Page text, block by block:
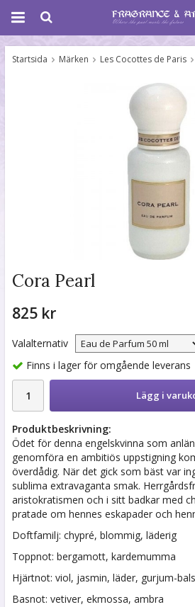
Startsida Märken Les Cocottes de Paris
Cora Pearl
825 kr
Valalternativ
Finns i lager för omgående leverans
Lägg i
Produktbeskrivning:
Ödet för denna engelskvinna som
genomföra en ambitiös uppstigning
överdådig. När det gick som bäst var
sublima extravaganta smak.
aristokratismen och i sitt badkar med
pratade om hennes eskapader och
Doftfamilj: chypré, blommig, läderig
Toppnot: bergamott, kardemumma
Hjärtnot: viol, jasmin, läder, gurjum-
Basnot: vetiver, ekmossa, ambra